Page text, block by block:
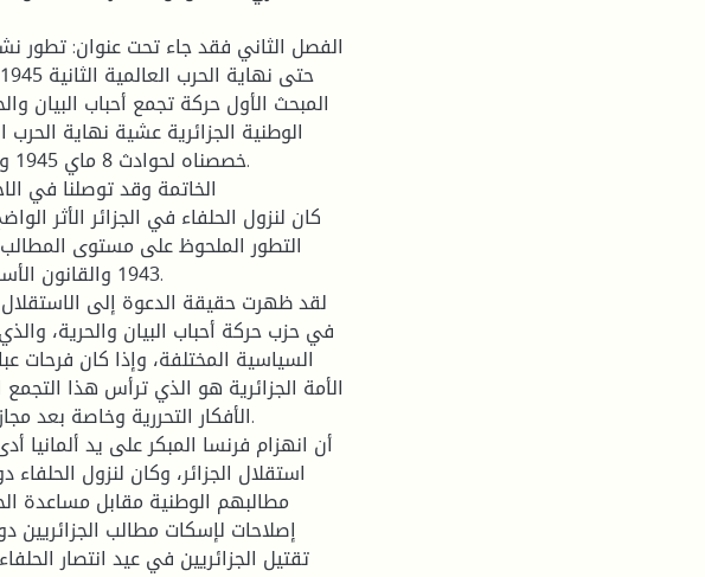
المبحث الأول حركة تجمع أحباب البيان
الوطنية الجزائرية عشية نهاية الحرب
الخاتمة وقد توصلنا في
التطور الملحوظ على مستوى
1943
في حزب حركة أحباب البيان والحرية،
السياسية المختلفة، وإذا كان فرحات
الأمة الجزائرية هو الذي ترأس هذا
استقلال الجزائر، وكان لنزول
مطالبهم الوطنية مقابل مساعدة
إصلاحات لإسكات مطالب
تقتيل الجزائريين في عيد انتصار